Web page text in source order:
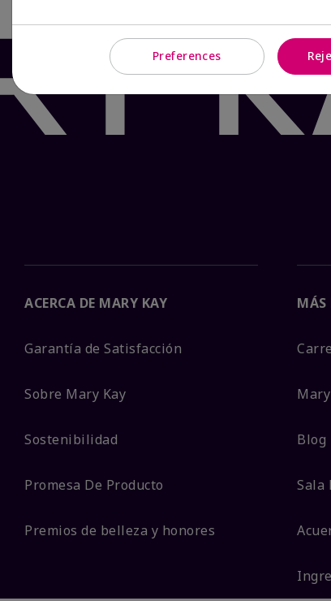
ACERCA DE MARY KAY
Garantía de Satisfacción
Sobre Mary Kay
Sostenibilidad
Promesa De Producto
Premios de belleza y honores
MÁS
Blog
Sala
Preferences